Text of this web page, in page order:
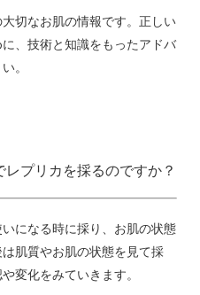
切なお肌の情報です。正しい
、技術と知識をもったアドバ
。
レプリカを採るのですか？
になる時に採り、お肌の状態
肌質やお肌の状態を見て採
変化をみていきます。